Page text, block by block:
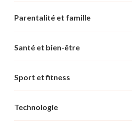
Parentalité et famille
Santé et bien-être
Sport et fitness
Technologie